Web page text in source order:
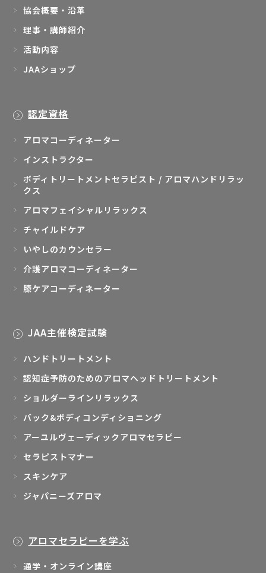
協会概要・沿革
理事・講師紹介
活動内容
JAAショップ
認定資格
アロマコーディネーター
インストラクター
ボディトリートメントセラピスト / アロマハンドリラッ
クス
アロマフェイシャルリラックス
チャイルドケア
いやしのカウンセラー
介護アロマコーディネーター
膝ケアコーディネーター
JAA主催検定試験
ハンドトリートメント
認知症予防のためのアロマヘッドトリートメント
ショルダーラインリラックス
バック&ボディコンディショニング
アーユルヴェーディックアロマセラピー
セラピストマナー
スキンケア
ジャパニーズアロマ
アロマセラピーを学ぶ
通学・オンライン講座